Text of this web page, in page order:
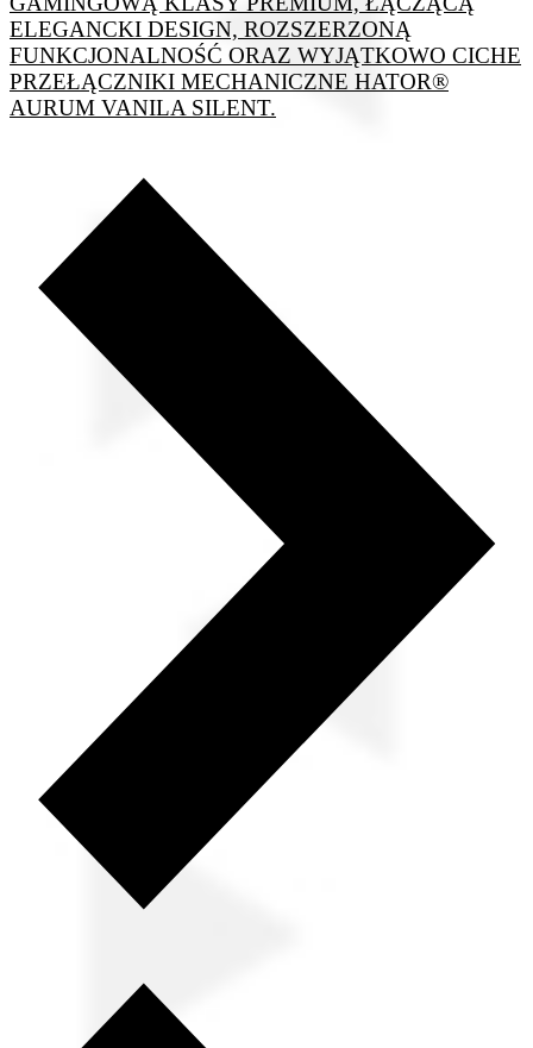
ELEGANCKI DESIGN, ROZSZERZONĄ
FUNKCJONALNOŚĆ ORAZ WYJĄTKOWO CICHE
PRZEŁĄCZNIKI MECHANICZNE HATOR®
AURUM VANILA SILENT.